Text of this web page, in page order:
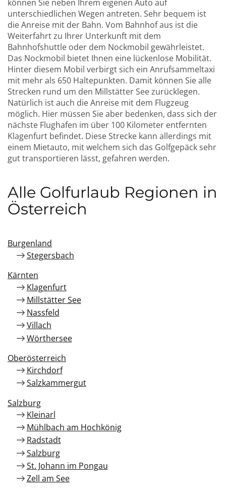
können Sie neben Ihrem eigenen Auto auf
unterschiedlichen Wegen antreten. Sehr bequem ist
die Anreise mit der Bahn. Vom Bahnhof aus ist die
Weiterfahrt zu Ihrer Unterkunft mit dem
Bahnhofshuttle oder dem Nockmobil gewährleistet.
Das Nockmobil bietet Ihnen eine lückenlose Mobilität.
Hinter diesem Mobil verbirgt sich ein Anrufsammeltaxi
mit mehr als 650 Haltepunkten. Damit können Sie alle
Strecken rund um den Millstätter See zurücklegen.
Natürlich ist auch die Anreise mit dem Flugzeug
möglich. Hier müssen Sie aber bedenken, dass sich der
nächste Flughafen im über 100 Kilometer entfernten
Klagenfurt befindet. Diese Strecke kann allerdings mit
einem Mietauto, mit welchem sich das Golfgepäck sehr
gut transportieren lässt, gefahren werden.
Alle Golfurlaub Regionen in
Österreich
Burgenland
Stegersbach
Kärnten
Klagenfurt
Millstätter See
Nassfeld
Villach
Wörthersee
Oberösterreich
Kirchdorf
Salzkammergut
Salzburg
Kleinarl
Mühlbach am Hochkönig
Radstadt
Salzburg
St. Johann im Pongau
Zell am See